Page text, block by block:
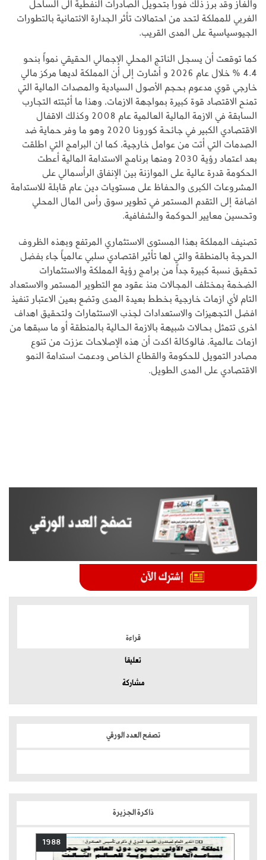
والغاز وقد برز ذلك فوراً بتحويل الصادرات النفطية الى الساحل
الغربي للمملكة لتحد من احتمالات تأثر الجدارة الائتمانية بالتطورات
الجيوسياسية على المدى القريب.
‎كما توقعت أن يسجل الناتج المحلي الإجمالي الحقيقي نمواً بنحو
4.4 % خلال عام 2026 و أشارت إلى أن المملكة لديها مركز مالي
خارجي قوي مدعوم بحجم الأصول السيادية والمصدات المالية التي
تمنح الاقتصاد قوة كبيرة بمواجهة الازمات، وهذا ما أثبتته التجارب
السابقة في الازمة المالية العالمية عام 2008 وكذلك الاقفال
الاقتصادي الكبير في جائحة كورونا 2020 وهو ما وفر حماية ضد
الصدمات التي أتت من عوامل خارجية، كما ان البرامج التي اطلقت
بعد اعتماد رؤية 2030 ومنها برنامج الاستدامة المالية أعطت
الحكومة قدرة عالية على الموازنة بين الإنفاق الرأسمالي على
المشروعات الكبرى والحفاظ على مستويات دين عام قابلة للاستدامة
اضافة إلى التقدم المستمر في تطوير سوق رأس المال المحلي
وتحسين معايير الحوكمة والشفافية.
تصنيف المملكة بهذا المستوى الاستثماري المرتفع وبهذه الظروف
الحرجة بالمنطقة والتي لها تأثير اقتصادي سلبي عالمياً جاء بفضل
تحقيق نسبة كبيرة جداً من برامج رؤية المملكة والاستثمارات
الضخمة بمختلف المجالات منذ عقود مع التطوير المستمر والاستعداد
التام لأي ازمات خارجية بخطط بعيدة المدى وتضع بعين الاعتبار تنفيذ
افضل التجهيزات والاستعدادات لجذب الاستثمارات ولتحقيق اهداف
اخرى تتمثل بحالات شبيهة بالازمة الحالية بالمنطقة أو ما سبقها من
ازمات عالمية، فالوكالة اكدت أن هذه الإصلاحات عززت من تنوع
مصادر التمويل للحكومة والقطاع الخاص ودعمت استدامة النمو
الاقتصادي على المدى الطويل.
قراءة
تعليقا
مشاركة
تصفح العدد الورقي
ذاكرة الجزيرة
1988